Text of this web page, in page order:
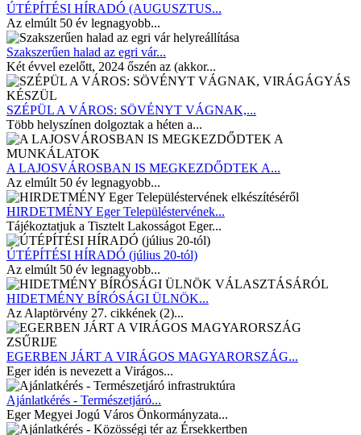
ÚTÉPÍTÉSI HÍRADÓ (AUGUSZTUS...
Az elmúlt 50 év legnagyobb...
Szakszerűen halad az egri vár...
Két évvel ezelőtt, 2024 őszén az (akkor...
SZÉPÜL A VÁROS: SÖVÉNYT VÁGNAK,...
Több helyszínen dolgoztak a héten a...
A LAJOSVÁROSBAN IS MEGKEZDŐDTEK A...
Az elmúlt 50 év legnagyobb...
HIRDETMÉNY Eger Településtervének...
Tájékoztatjuk a Tisztelt Lakosságot Eger...
ÚTÉPÍTÉSI HÍRADÓ (július 20-tól)
Az elmúlt 50 év legnagyobb...
HIDETMÉNY BÍRÓSÁGI ÜLNÖK...
Az Alaptörvény 27. cikkének (2)...
EGERBEN JÁRT A VIRÁGOS MAGYARORSZÁG...
Eger idén is nevezett a Virágos...
Ajánlatkérés - Természetjáró...
Eger Megyei Jogú Város Önkormányzata...